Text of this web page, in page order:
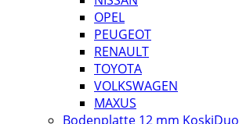
OPEL
PEUGEOT
RENAULT
TOYOTA
VOLKSWAGEN
MAXUS
Bodenplatte 12 mm KoskiDuo